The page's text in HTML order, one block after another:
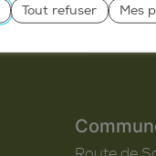
Tout refuser Mes